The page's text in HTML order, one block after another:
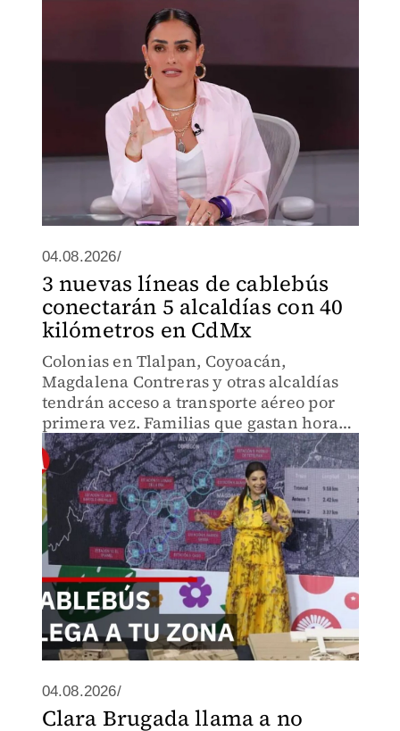
04.08.2026/
3 nuevas líneas de cablebús
conectarán 5 alcaldías con 40
kilómetros en CdMx
Colonias en Tlalpan, Coyoacán,
Magdalena Contreras y otras alcaldías
tendrán acceso a transporte aéreo por
primera vez. Familias que gastan horas
en tráfico conectarán con metro en
minutos. La transformación de
movilidad comienza aquí.
04.08.2026/
Clara Brugada llama a no